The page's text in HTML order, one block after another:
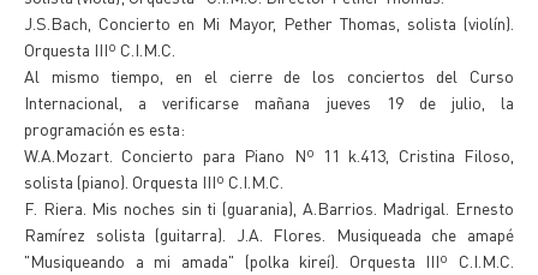
J.S.Bach, Concierto en Mi Mayor, Pether Thomas, solista (violín).
Orquesta IIIº C.I.M.C.
Al mismo tiempo, en el cierre de los conciertos del Curso
Internacional, a verificarse mañana jueves 19 de julio, la
programación es esta:
W.A.Mozart. Concierto para Piano Nº 11 k.413, Cristina Filoso,
solista (piano). Orquesta IIIº C.I.M.C.
F. Riera. Mis noches sin ti (guarania), A.Barrios. Madrigal. Ernesto
Ramírez solista (guitarra). J.A. Flores. Musiqueada che amapé
"Musiqueando a mi amada" (polka kireí). Orquesta IIIº C.I.M.C.